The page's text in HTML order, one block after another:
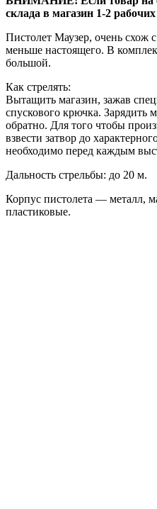
склада в магазин 1-2
Пистолет Маузер, очень схож
меньше настоящего. В
большой.
Как стрелять:
Вытащить магазин, зажав
спускового крючка. Зарядить
обратно. Для того чтобы
взвести затвор до
необходимо перед каждым
Дальность стрельбы: до 20 м.
Корпус пистолета — металл,
пластиковые.